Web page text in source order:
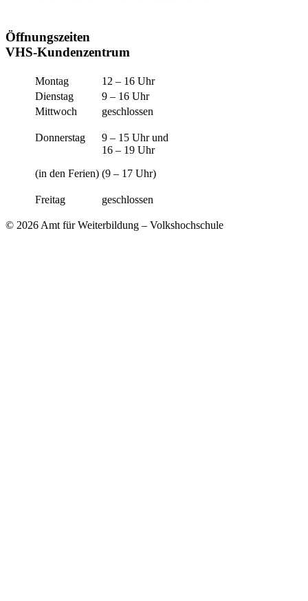
Öffnungszeiten
VHS-Kundenzentrum
Montag
12 – 16 Uhr
Dienstag
9 – 16 Uhr
Mittwoch
geschlossen
Donnerstag
(in den Ferien)
9 – 15 Uhr und
16 – 19 Uhr
(9 – 17 Uhr)
Freitag geschlossen
© 2026 Amt für Weiterbildung – Volkshochschule